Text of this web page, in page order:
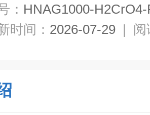
： HNAG1000-H2CrO4-
时间： 2026-07-29 | 阅